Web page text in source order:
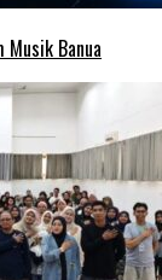
Banua